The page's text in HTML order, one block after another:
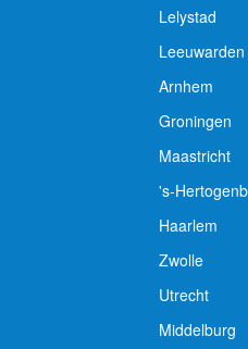
Lelystad
Leeuwarden
Arnhem
Groningen
Maastricht
's-
Haarlem
Zwolle
Utrecht
Middelburg